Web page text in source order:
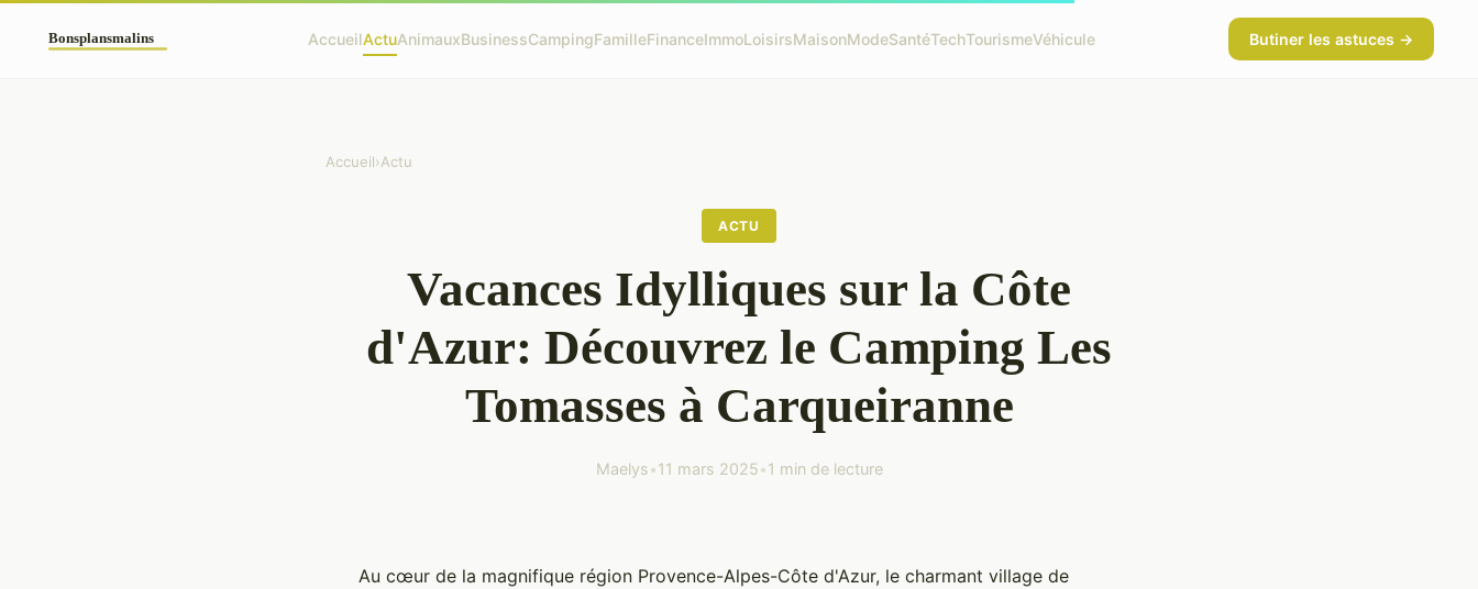
AccueilActuAnimauxBusinessCampingFamilleFinanceImmoLoisirsMaisonModeSantéTechTourismeVéhicule Butiner les astuces →
Accueil›Actu
ACTU
Vacances Idylliques sur la Côte
d'Azur: Découvrez le Camping Les
Tomasses à Carqueiranne
Maelys•11 mars 2025•1 min de lecture
Au cœur de la magnifique région Provence-Alpes-Côte d'Azur, le charmant village de